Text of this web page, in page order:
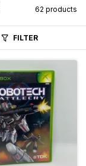
62 products
FILTER